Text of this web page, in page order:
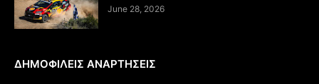
June 28, 2026
ΔΗΜΟΦΙΛΕΙΣ ΑΝΑΡΤΗΣΕΙΣ